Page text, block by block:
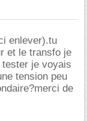
enlever).tu
et le transfo je
je voyais
tension peu
de